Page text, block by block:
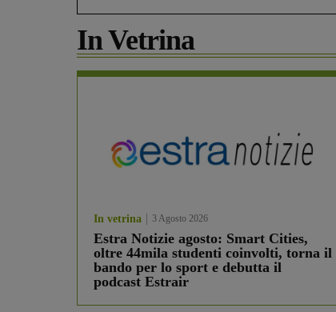
In Vetrina
In vetrina 3 Agosto 2026
Estra Notizie agosto: Smart Cities,
oltre 44mila studenti coinvolti, torna il
bando per lo sport e debutta il
podcast Estrair